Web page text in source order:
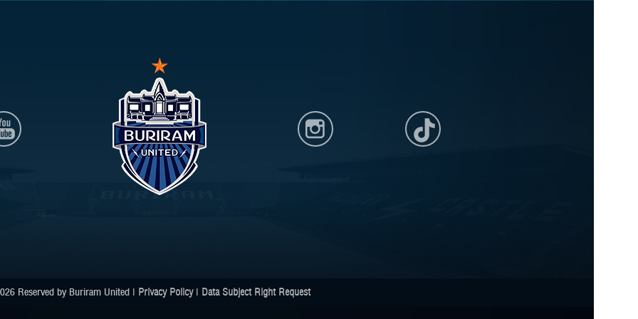
Reserved by Buriram United | Privacy Policy| Data Subject Right Request